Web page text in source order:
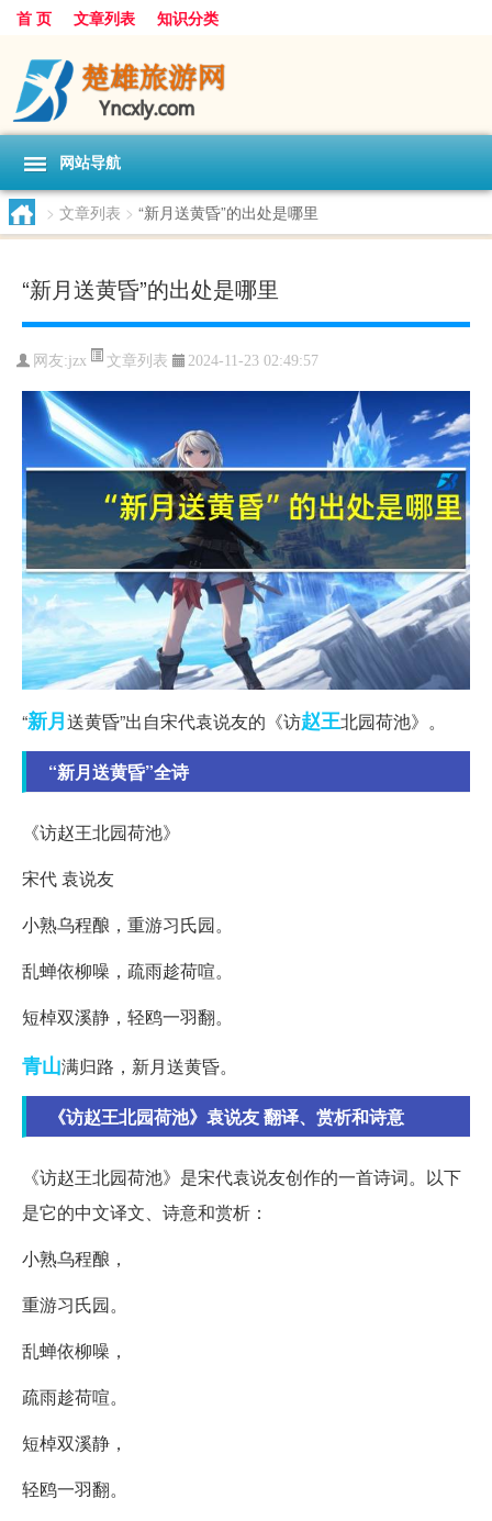
首 页 文章列表 知识分类
网站导航
> 文章列表 > “新月送黄昏”的出处是哪里
“新月送黄昏”的出处是哪里
网友:jzx 文章列表 2024-11-23 02:49:57
“新月送黄昏”出自宋代袁说友的《访赵王北园荷池》。
“新月送黄昏”全诗
《访赵王北园荷池》
宋代 袁说友
小熟乌程酿，重游习氏园。
乱蝉依柳噪，疏雨趁荷喧。
短棹双溪静，轻鸥一羽翻。
青山满归路，新月送黄昏。
《访赵王北园荷池》袁说友 翻译、赏析和诗意
《访赵王北园荷池》是宋代袁说友创作的一首诗词。以下
是它的中文译文、诗意和赏析：
小熟乌程酿，
重游习氏园。
乱蝉依柳噪，
疏雨趁荷喧。
短棹双溪静，
轻鸥一羽翻。